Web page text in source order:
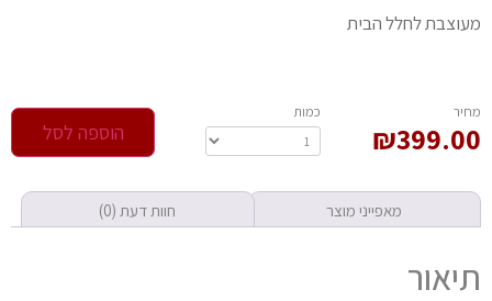
לחלל הבית
₪
‫כמות‬
הוספה לסל
מאפייני מוצר חוות דעת (0)